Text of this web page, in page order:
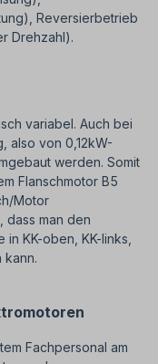
Reversierbetrieb
Drehzahl).
variabel. Auch bei
also von 0,12kW-
werden. Somit
Flanschmotor B5
Motor
dass man den
KK-oben, KK-links,
kann.
Fachpersonal am